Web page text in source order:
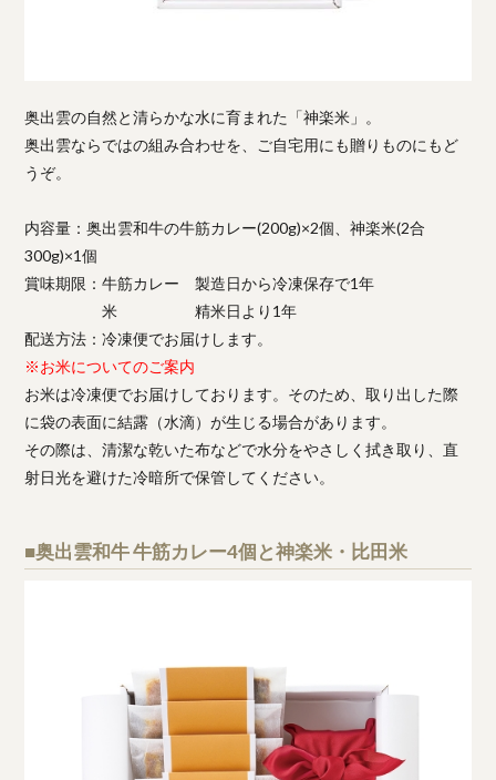
奥出雲の自然と清らかな水に育まれた「神楽米」。
奥出雲ならではの組み合わせを、ご自宅用にも贈りものにもど
うぞ。
内容量：奥出雲和牛の牛筋カレー(200g)×2個、神楽米(2合
300g)×1個
賞味期限：牛筋カレー 製造日から冷凍保存で1年
米 精米日より1年
配送方法：冷凍便でお届けします。
※お米についてのご案内
お米は冷凍便でお届けしております。そのため、取り出した際
に袋の表面に結露（水滴）が生じる場合があります。
その際は、清潔な乾いた布などで水分をやさしく拭き取り、直
射日光を避けた冷暗所で保管してください。
■奥出雲和牛 牛筋カレー4個と神楽米・比田米